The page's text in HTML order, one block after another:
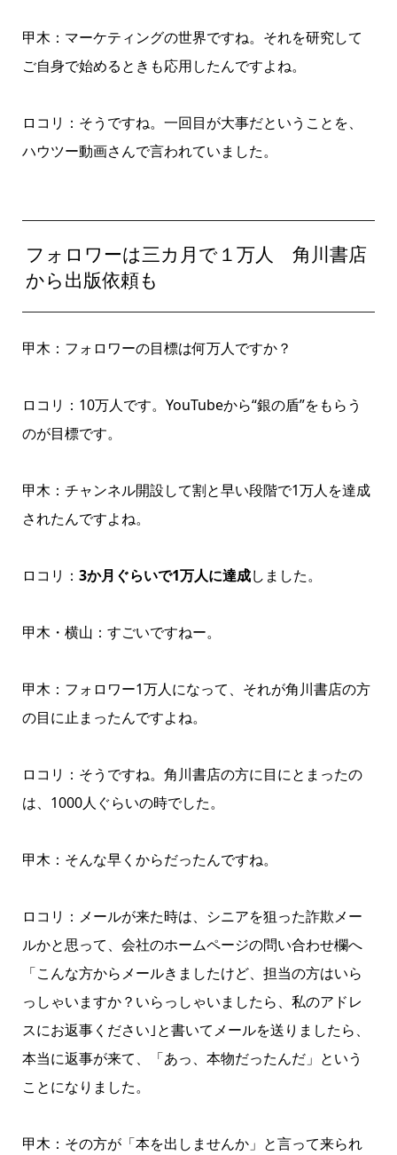
甲木：マーケティングの世界ですね。それを研究して
ご自身で始めるときも応用したんですよね。
ロコリ：そうですね。一回目が大事だということを、
ハウツー動画さんで言われていました。
フォロワーは三カ月で１万人 角川書店
から出版依頼も
甲木：フォロワーの目標は何万人ですか？
ロコリ：10万人です。YouTubeから“銀の盾”をもらう
のが目標です。
甲木：チャンネル開設して割と早い段階で1万人を達成
されたんですよね。
ロコリ： 3か月ぐらいで1万人に達成しました。
甲木・横山：すごいですねー。
甲木：フォロワー1万人になって、それが角川書店の方
の目に止まったんですよね。
ロコリ：そうですね。角川書店の方に目にとまったの
は、1000人ぐらいの時でした。
甲木：そんな早くからだったんですね。
ロコリ：メールが来た時は、シニアを狙った詐欺メー
ルかと思って、会社のホームページの問い合わせ欄へ
「こんな方からメールきましたけど、担当の方はいら
っしゃいますか？いらっしゃいましたら、私のアドレ
スにお返事ください｣と書いてメールを送りましたら、
本当に返事が来て、「あっ、本物だったんだ」という
ことになりました。
甲木：その方が「本を出しませんか」と言って来られ